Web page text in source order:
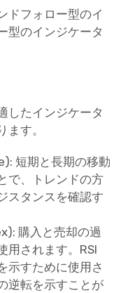
ドフォロー型のイ
型のインジケータ
したインジケータ
す。
短期と長期の移動
で、トレンドの方
スタンスを確認す
購入と売却の過
用されます。RSI
示すために使用さ
逆転を示すことが